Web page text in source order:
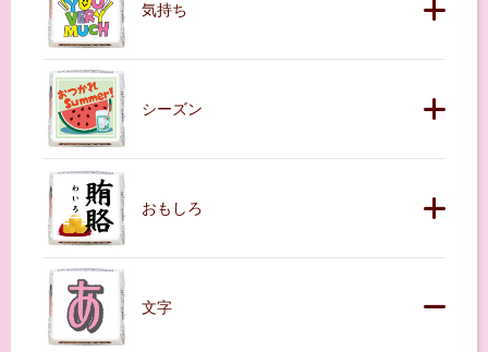
気持ち
シーズン
おもしろ
文字